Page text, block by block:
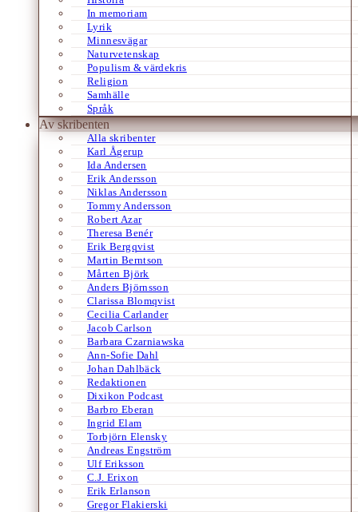
In memoriam
Lyrik
Minnesvägar
Naturvetenskap
Populism & värdekris
Religion
Samhälle
Språk
Av skribenten
Alla skribenter
Karl Ågerup
Ida Andersen
Erik Andersson
Niklas Andersson
Tommy Andersson
Robert Azar
Theresa Benér
Erik Bergqvist
Martin Berntson
Mårten Björk
Anders Björnsson
Clarissa Blomqvist
Cecilia Carlander
Jacob Carlson
Barbara Czarniawska
Ann-Sofie Dahl
Johan Dahlbäck
Redaktionen
Dixikon Podcast
Barbro Eberan
Ingrid Elam
Torbjörn Elensky
Andreas Engström
Ulf Eriksson
C.J. Erixon
Erik Erlanson
Gregor Flakierski